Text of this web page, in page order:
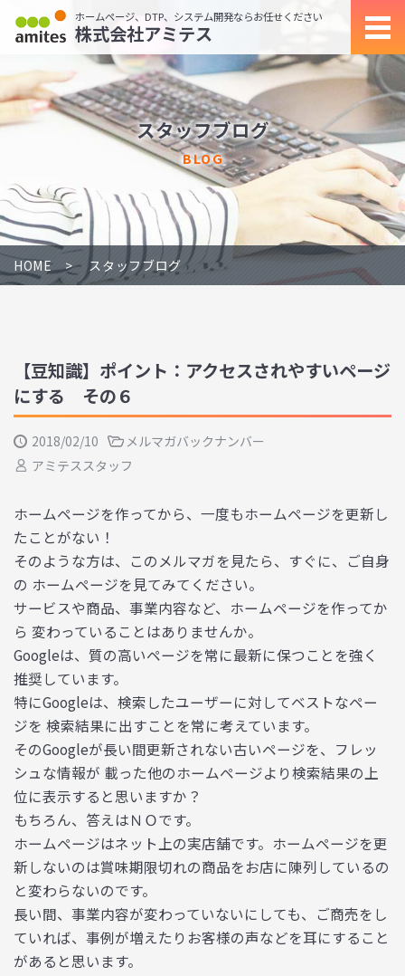
ホームページ、DTP、システム開発ならお任せください
株式会社アミテス
スタッフブログ
BLOG
HOME スタッフブログ
【豆知識】ポイント：アクセスされやすいページ
にする その６
2018/02/10
メルマガバックナンバー
アミテススタッフ
ホームページを作ってから、一度もホームページを更新し
たことがない！
そのような方は、このメルマガを見たら、すぐに、ご自身
の ホームページを見てみてください。
サービスや商品、事業内容など、ホームページを作ってか
ら 変わっていることはありませんか。
Googleは、質の高いページを常に最新に保つことを強く
推奨しています。
特にGoogleは、検索したユーザーに対してベストなペー
ジを 検索結果に出すことを常に考えています。
そのGoogleが長い間更新されない古いページを、フレッ
シュな情報が 載った他のホームページより検索結果の上
位に表示すると思いますか？
もちろん、答えはＮＯです。
ホームページはネット上の実店舗です。ホームページを更
新しないのは賞味期限切れの商品をお店に陳列しているの
と変わらないのです。
長い間、事業内容が変わっていないにしても、ご商売をし
ていれば、事例が増えたりお客様の声などを耳にすること
があると思います。